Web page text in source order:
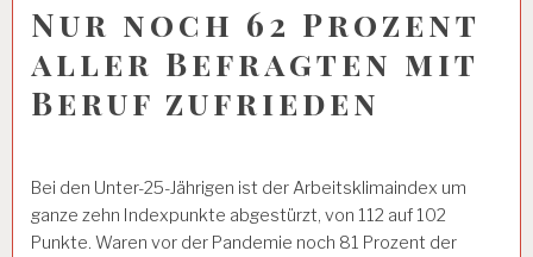
Nur noch 62 Prozent
aller Befragten mit
Beruf zufrieden
Bei den Unter-25-Jährigen ist der Arbeitsklimaindex um
ganze zehn Indexpunkte abgestürzt, von 112 auf 102
Punkte. Waren vor der Pandemie noch 81 Prozent der